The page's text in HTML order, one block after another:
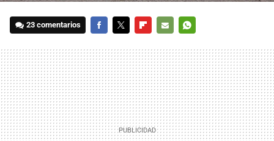
23 comentarios
MAIL